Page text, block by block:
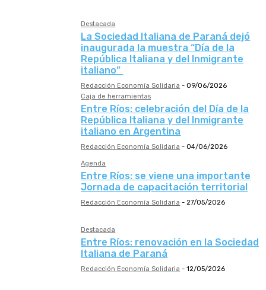
Destacada
La Sociedad Italiana de Paraná dejó
inaugurada la muestra “Día de la
República Italiana y del Inmigrante
italiano”
Redacción Economía Solidaria - 09/06/2026
Caja de herramientas
Entre Ríos: celebración del Día de la
República Italiana y del Inmigrante
italiano en Argentina
Redacción Economía Solidaria - 04/06/2026
Agenda
Entre Ríos: se viene una importante
Jornada de capacitación territorial
Redacción Economía Solidaria - 27/05/2026
Destacada
Entre Ríos: renovación en la Sociedad
Italiana de Paraná
Redacción Economía Solidaria - 12/05/2026